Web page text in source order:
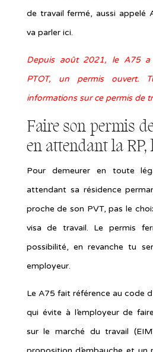
de travail fermé, aussi appelé
va parler ici.
Depuis août 2021, le A75
PTOT, un permis ouvert.
informations sur ce permis de
Faire son permis
en attendant la RP,
Pour demeurer en toute
attendant sa résidence
proche de son PVT, pas le
visa de travail. Le permis
possibilité, en revanche tu
employeur.
Le A75 fait référence au code
qui évite à l’employeur de
sur le marché du travail